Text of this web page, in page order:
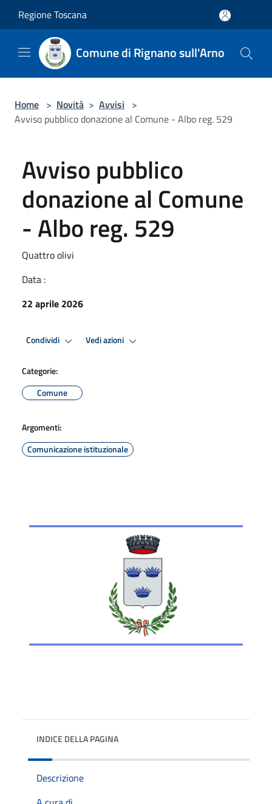
Regione Toscana
Comune di Rignano sull'Arno
Home > Novità > Avvisi >
Avviso pubblico donazione al Comune - Albo reg. 529
Avviso pubblico
donazione al Comune
- Albo reg. 529
Quattro olivi
Data :
22 aprile 2026
Condividi Vedi azioni
Categorie:
Comune
Argomenti:
Comunicazione istituzionale
INDICE DELLA PAGINA
Descrizione